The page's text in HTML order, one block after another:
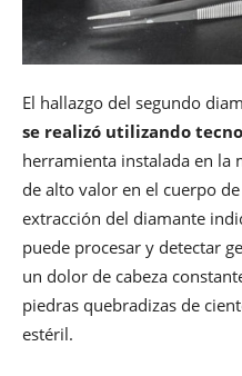
El hallazgo del segundo
se realizó utilizando
herramienta instalada en la
de alto valor en el cuerpo
extracción del diamante
puede procesar y detectar
un dolor de cabeza
piedras quebradizas de
estéril.